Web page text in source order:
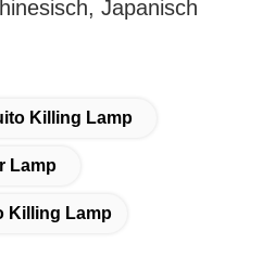
Japanisch
Killing Lamp
Lamp
Killing Lamp